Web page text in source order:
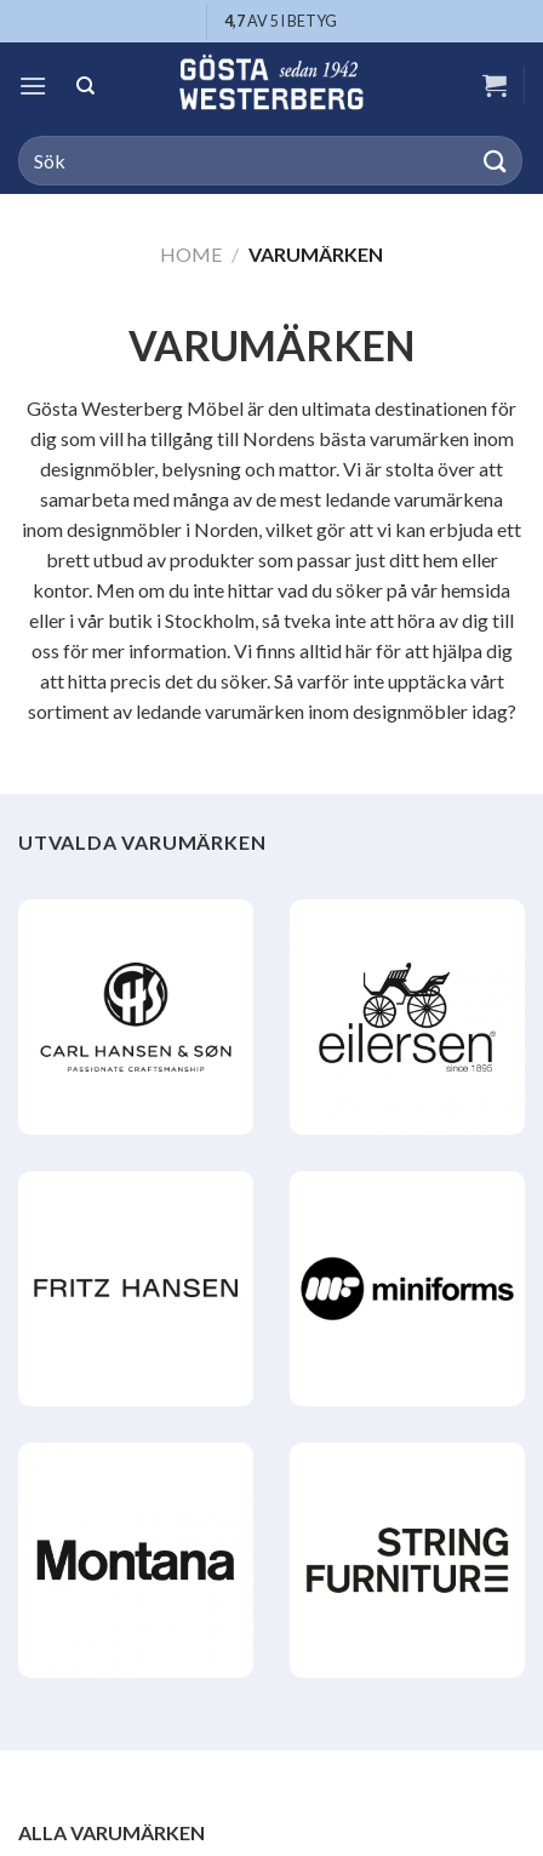
to
content
4,7AV 5 I BETYG
Search
for:
HOME / VARUMÄRKEN
VARUMÄRKEN
Gösta Westerberg Möbel är den ultimata destinationen för
dig som vill ha tillgång till Nordens bästa varumärken inom
designmöbler, belysning och mattor. Vi är stolta över att
samarbeta med många av de mest ledande varumärkena
inom designmöbler i Norden, vilket gör att vi kan erbjuda ett
brett utbud av produkter som passar just ditt hem eller
kontor. Men om du inte hittar vad du söker på vår hemsida
eller i vår butik i Stockholm, så tveka inte att höra av dig till
oss för mer information. Vi finns alltid här för att hjälpa dig
att hitta precis det du söker. Så varför inte upptäcka vårt
sortiment av ledande varumärken inom designmöbler idag?
UTVALDA VARUMÄRKEN
ALLA VARUMÄRKEN